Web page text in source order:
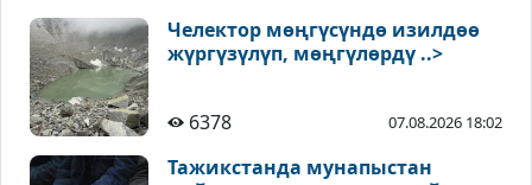
Челектор мөңгүсүндө изилдөө
жүргүзүлүп, мөңгүлөрдү ..>
6378 07.08.2026 18:02
Тажикстанда мунапыстан